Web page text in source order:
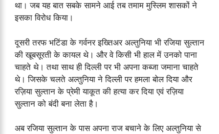
था। जब यह बात सबके सामने आई तब तमाम मुस्लिम शासकों ने
इसका विरोध किया।
दूसरी तरफ भटिंडा के गर्वनर इख्तिअर अल्तुनिया भी रजिया सुल्तान
की खूबसूरती के कायल थे। और वे किसी भी हाल में उनको पाना
चाहते थे। तथा साथ ही दिल्ली पर भी अपना कब्जा जमाना चाहते
थे। जिसके चलते अल्तुनिया ने दिल्ली पर हमला बोल दिया और
रज़िया सुल्तान के प्रेमी याकूत की हत्या कर दिया एवं रज़िया
सुल्तान को बंदी बना लेता है।
अब रजिया सुल्तान के पास अपना राज बचाने के लिए अल्तुनिया से